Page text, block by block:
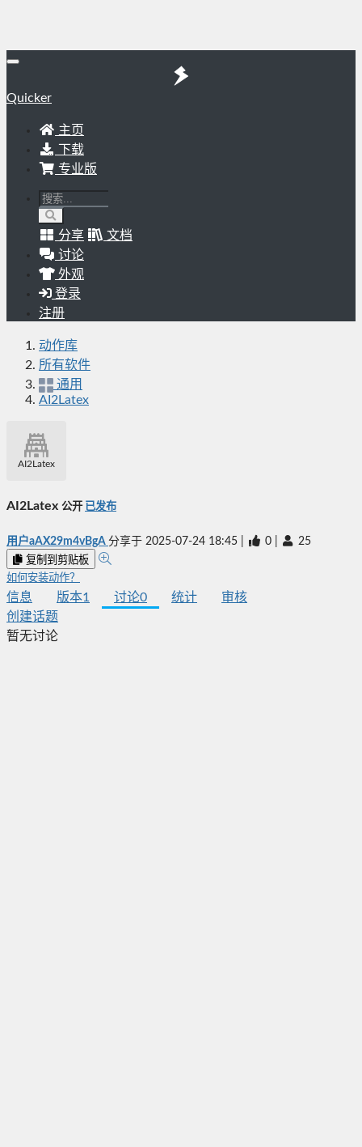
Quicker
主页
下载
专业版
分享
文档
讨论
外观
登录
注册
动作库
所有软件
通用
AI2Latex
AI2Latex
AI2Latex 公开 已发布
用户aAX29m4vBgA 分享于 2025-07-24 18:45 0 25
复制到剪贴板
如何安装动作？
信息 版本1 讨论0 统计
审核
创建话题
暂无讨论